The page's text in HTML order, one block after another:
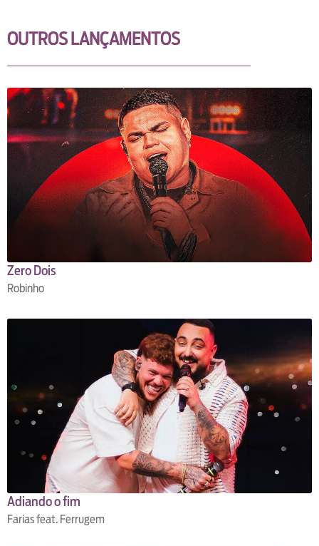
OUTROS LANÇAMENTOS
Zero Dois
Robinho
Adiando o fim
Farias feat. Ferrugem